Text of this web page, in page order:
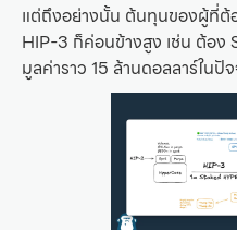
แต่ถึงอย่างนั้น ต้นทุนของผู้ที่ต้
HIP-3 ก็ค่อนข้างสูง เช่น ต้อ
มูลค่าราว 15 ล้านดอลลาร์ในปั